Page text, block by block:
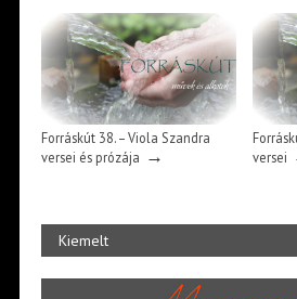
Forráskút 38. – Viola Szandra
versei és prózája →
versei
Kiemelt